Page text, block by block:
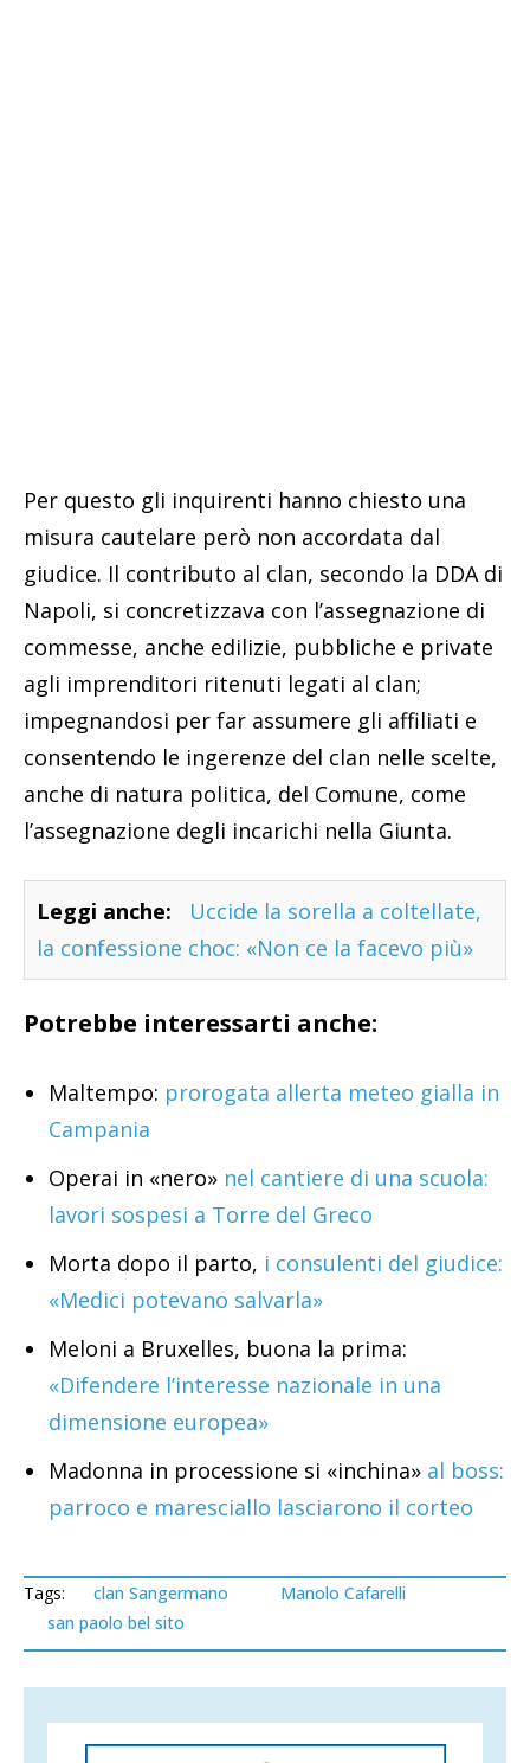
Per questo gli inquirenti hanno chiesto una
misura cautelare però non accordata dal
giudice. Il contributo al clan, secondo la DDA di
Napoli, si concretizzava con l’assegnazione di
commesse, anche edilizie, pubbliche e private
agli imprenditori ritenuti legati al clan;
impegnandosi per far assumere gli affiliati e
consentendo le ingerenze del clan nelle scelte,
anche di natura politica, del Comune, come
l’assegnazione degli incarichi nella Giunta.
Leggi anche:
Uccide la sorella a coltellate,
la confessione choc: «Non ce la facevo più»
Potrebbe interessarti anche:
Maltempo: prorogata allerta meteo gialla in
Campania
Operai in «nero» nel cantiere di una scuola:
lavori sospesi a Torre del Greco
Morta dopo il parto, i consulenti del giudice:
«Medici potevano salvarla»
Meloni a Bruxelles, buona la prima:
«Difendere l’interesse nazionale in una
dimensione europea»
Madonna in processione si «inchina» al boss:
parroco e maresciallo lasciarono il corteo
Tags: clan Sangermano
Manolo Cafarelli
san paolo bel sito